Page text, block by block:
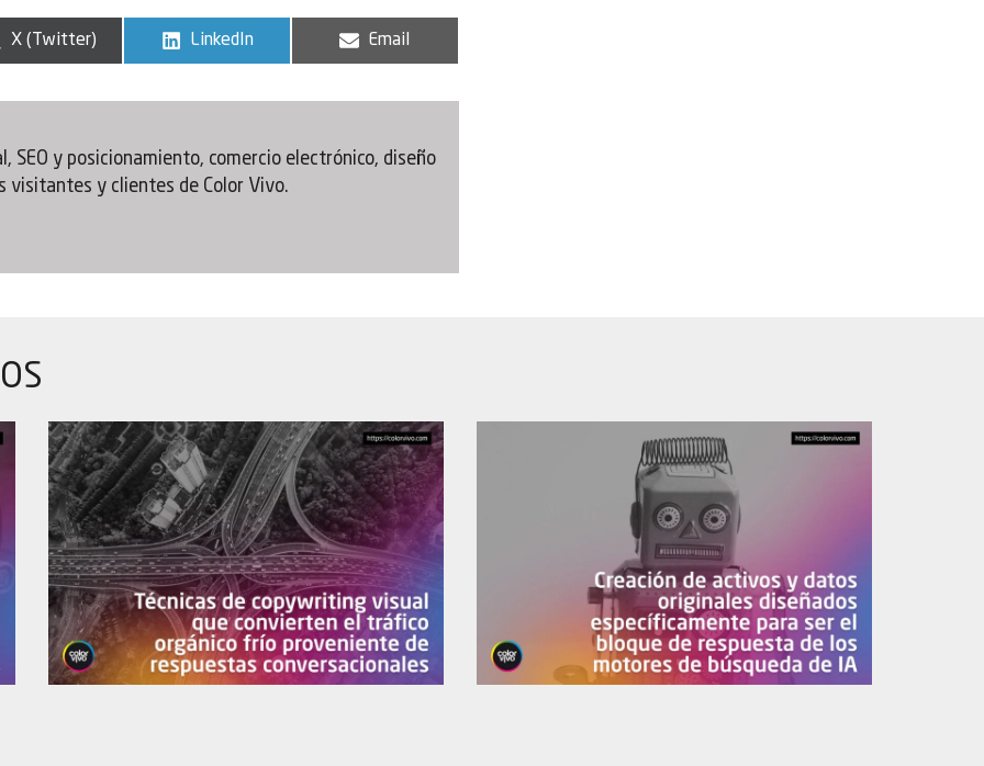
X (Twitter) LinkedIn Email
y posicionamiento, comercio electrónico, diseño
visitantes y clientes de Color Vivo.